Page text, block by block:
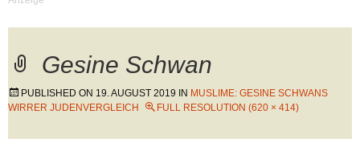
Gesine Schwan
PUBLISHED ON 19. AUGUST 2019 IN MUSLIME: GESINE SCHWANS
WIRRER JUDENVERGLEICH
FULL RESOLUTION (620 × 414)